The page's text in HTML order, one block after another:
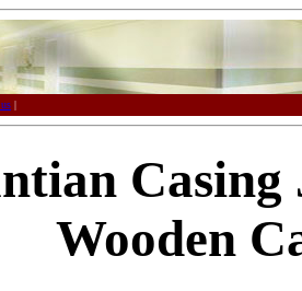
|
Wooden